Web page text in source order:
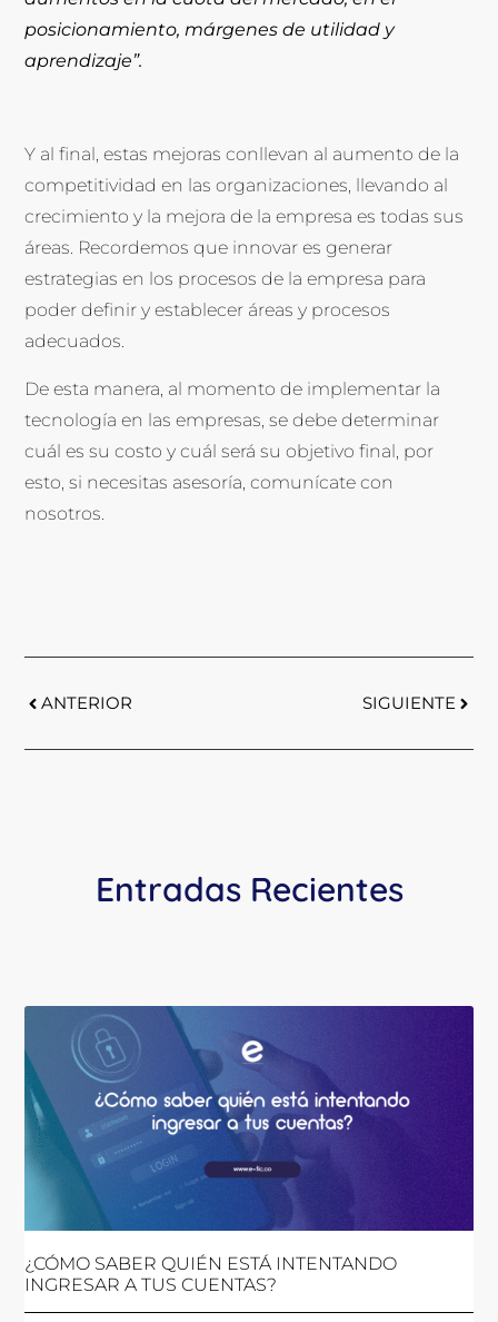
posicionamiento, márgenes de utilidad y
aprendizaje”.
Y al final, estas mejoras conllevan al aumento de la
competitividad en las organizaciones, llevando al
crecimiento y la mejora de la empresa es todas sus
áreas. Recordemos que innovar es generar
estrategias en los procesos de la empresa para
poder definir y establecer áreas y procesos
adecuados.
De esta manera, al momento de implementar la
tecnología en las empresas, se debe determinar
cuál es su costo y cuál será su objetivo final, por
esto, si necesitas asesoría, comunícate con
nosotros.
ANTERIOR SIGUIENTE
Entradas Recientes
¿CÓMO SABER QUIÉN ESTÁ INTENTANDO
INGRESAR A TUS CUENTAS?